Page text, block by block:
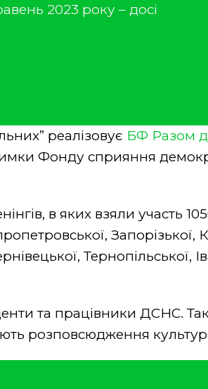
2023 року – досі
реалізовує БФ Разом
Фонду сприяння
в яких взяли участь
Запорізької,
Тернопільської,
та працівники ДСНС.
розповсюдження